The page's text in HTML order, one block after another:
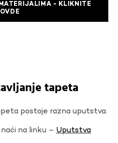
- KLIKNITE
OVDE
tapeta
postoje razna uputstva.
na linku – Uputstva